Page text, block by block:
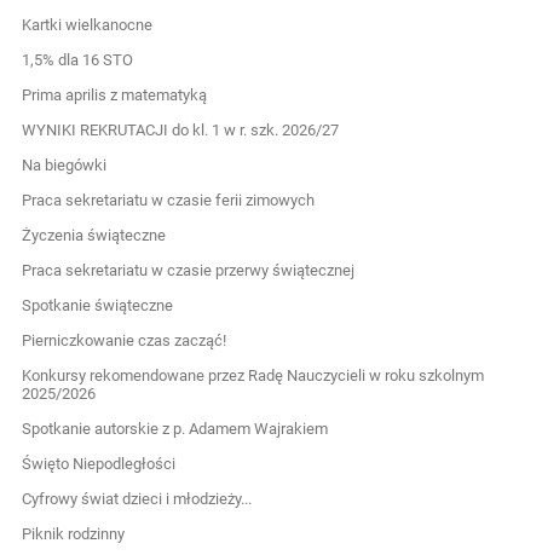
Kartki wielkanocne
1,5% dla 16 STO
Prima aprilis z matematyką
WYNIKI REKRUTACJI do kl. 1 w r. szk. 2026/27
Na biegówki
Praca sekretariatu w czasie ferii zimowych
Życzenia świąteczne
Praca sekretariatu w czasie przerwy świątecznej
Spotkanie świąteczne
Pierniczkowanie czas zacząć!
Konkursy rekomendowane przez Radę Nauczycieli w roku szkolnym
2025/2026
Spotkanie autorskie z p. Adamem Wajrakiem
Święto Niepodległości
Cyfrowy świat dzieci i młodzieży...
Piknik rodzinny